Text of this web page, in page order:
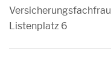
Versicherungsfachfrau
Listenplatz 6